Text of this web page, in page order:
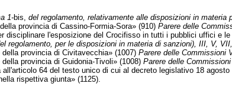
1-bis, del regolamento, relativamente alle disposizioni in
provincia di Cassino-Formia-Sora» (910) Parere delle
disciplinare l'esposizione del Crocifisso in tutti i pubblici uffici e
regolamento, per le disposizioni in materia di sanzioni), III, V,
provincia di Civitavecchia» (1007) Parere delle Commissioni
provincia di Guidonia-Tivoli» (1008) Parere delle
all'articolo 64 del testo unico di cui al decreto legislativo 18
rispettiva giunta» (1125).